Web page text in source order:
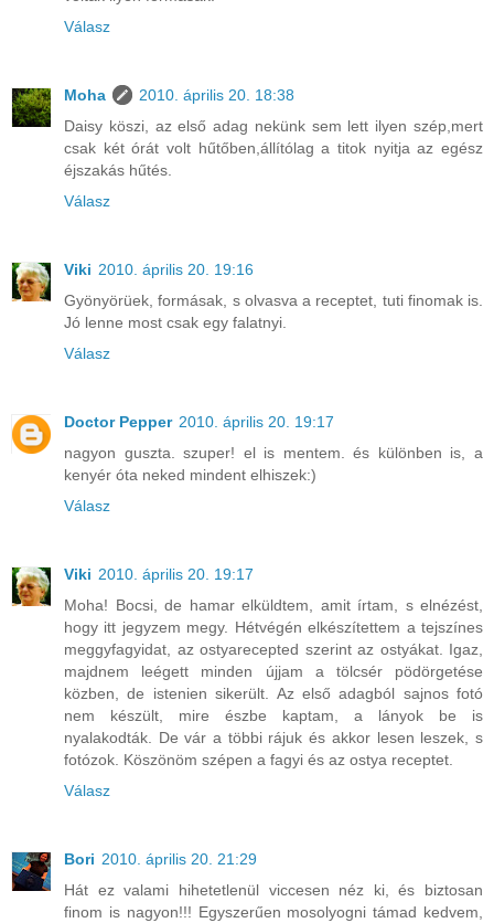
Válasz
Moha
2010. április 20. 18:38
Daisy köszi, az első adag nekünk sem lett ilyen szép,mert
csak két órát volt hűtőben,állítólag a titok nyitja az egész
éjszakás hűtés.
Válasz
Viki 2010. április 20. 19:16
Gyönyörüek, formásak, s olvasva a receptet, tuti finomak is.
Jó lenne most csak egy falatnyi.
Válasz
Doctor Pepper 2010. április 20. 19:17
nagyon guszta. szuper! el is mentem. és különben is, a
kenyér óta neked mindent elhiszek:)
Válasz
Viki 2010. április 20. 19:17
Moha! Bocsi, de hamar elküldtem, amit írtam, s elnézést,
hogy itt jegyzem megy. Hétvégén elkészítettem a tejszínes
meggyfagyidat, az ostyarecepted szerint az ostyákat. Igaz,
majdnem leégett minden újjam a tölcsér pödörgetése
közben, de istenien sikerült. Az első adagból sajnos fotó
nem készült, mire észbe kaptam, a lányok be is
nyalakodták. De vár a többi rájuk és akkor lesen leszek, s
fotózok. Köszönöm szépen a fagyi és az ostya receptet.
Válasz
Bori 2010. április 20. 21:29
Hát ez valami hihetetlenül viccesen néz ki, és biztosan
finom is nagyon!!! Egyszerűen mosolyogni támad kedvem,